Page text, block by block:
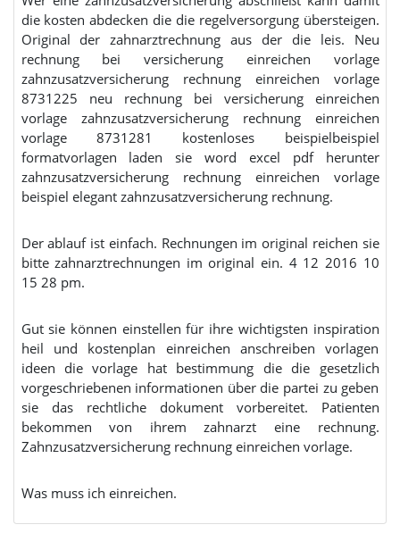
die kosten abdecken die die regelversorgung übersteigen.
Original der zahnarztrechnung aus der die leis. Neu
rechnung bei versicherung einreichen vorlage
zahnzusatzversicherung rechnung einreichen vorlage
8731225 neu rechnung bei versicherung einreichen
vorlage zahnzusatzversicherung rechnung einreichen
vorlage 8731281 kostenloses beispielbeispiel
formatvorlagen laden sie word excel pdf herunter
zahnzusatzversicherung rechnung einreichen vorlage
beispiel elegant zahnzusatzversicherung rechnung.
Der ablauf ist einfach. Rechnungen im original reichen sie
bitte zahnarztrechnungen im original ein. 4 12 2016 10
15 28 pm.
Gut sie können einstellen für ihre wichtigsten inspiration
heil und kostenplan einreichen anschreiben vorlagen
ideen die vorlage hat bestimmung die die gesetzlich
vorgeschriebenen informationen über die partei zu geben
sie das rechtliche dokument vorbereitet. Patienten
bekommen von ihrem zahnarzt eine rechnung.
Zahnzusatzversicherung rechnung einreichen vorlage.
Was muss ich einreichen.